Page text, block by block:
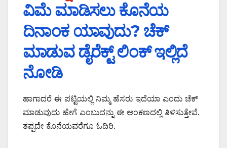
ವಿಮೆ ಮಾಡಿಸಲು ಕೊನೆಯ
ದಿನಾಂಕ ಯಾವುದು? ಚೆಕ್
ಮಾಡುವ ಡೈರೆಕ್ಟ್ ಲಿಂಕ್ ಇಲ್ಲಿದೆ
ನೋಡಿ
ಹಾಗಾದರೆ ಈ ಪಟ್ಟಿಯಲ್ಲಿ ನಿಮ್ಮ ಹೆಸರು ಇದೆಯಾ ಎಂದು ಚೆಕ್
ಮಾಡುವುದು ಹೇಗೆ ಎಂಬುದನ್ನು ಈ ಅಂಕಣದಲ್ಲಿ ತಿಳಿಸುತ್ತೇವೆ.
ತಪ್ಪದೇ ಕೊನೆಯವರೆಗೂ ಓದಿರಿ.